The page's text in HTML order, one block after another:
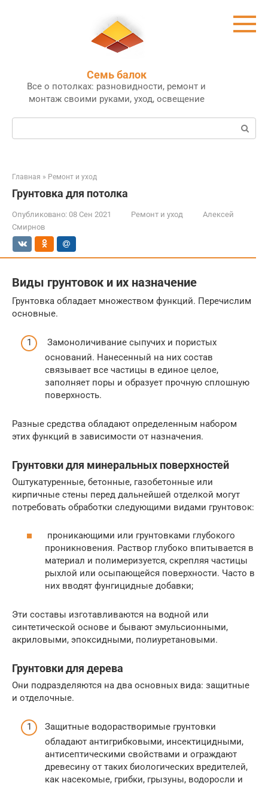
Семь балок
Все о потолках: разновидности, ремонт и
монтаж своими руками, уход, освещение
Поиск:
Главная » Ремонт и уход
Грунтовка для потолка
Опубликовано: 08 Сен 2021 Ремонт и уход
Алексей
Смирнов
Виды грунтовок и их назначение
Грунтовка обладает множеством функций. Перечислим
основные.
Замоноличивание сыпучих и пористых
оснований. Нанесенный на них состав
связывает все частицы в единое целое,
заполняет поры и образует прочную сплошную
поверхность.
Разные средства обладают определенным набором
этих функций в зависимости от назначения.
Грунтовки для минеральных поверхностей
Оштукатуренные, бетонные, газобетонные или
кирпичные стены перед дальнейшей отделкой могут
потребовать обработки следующими видами грунтовок:
проникающими или грунтовками глубокого
проникновения. Раствор глубоко впитывается в
материал и полимеризуется, скрепляя частицы
рыхлой или осыпающейся поверхности. Часто в
них вводят фунгицидные добавки;
Эти составы изготавливаются на водной или
синтетической основе и бывают эмульсионными,
акриловыми, эпоксидными, полиуретановыми.
Грунтовки для дерева
Они подразделяются на два основных вида: защитные
и отделочные.
Защитные водорастворимые грунтовки
обладают антигрибковыми, инсектицидными,
антисептическими свойствами и ограждают
древесину от таких биологических вредителей,
как насекомые, грибки, грызуны, водоросли и